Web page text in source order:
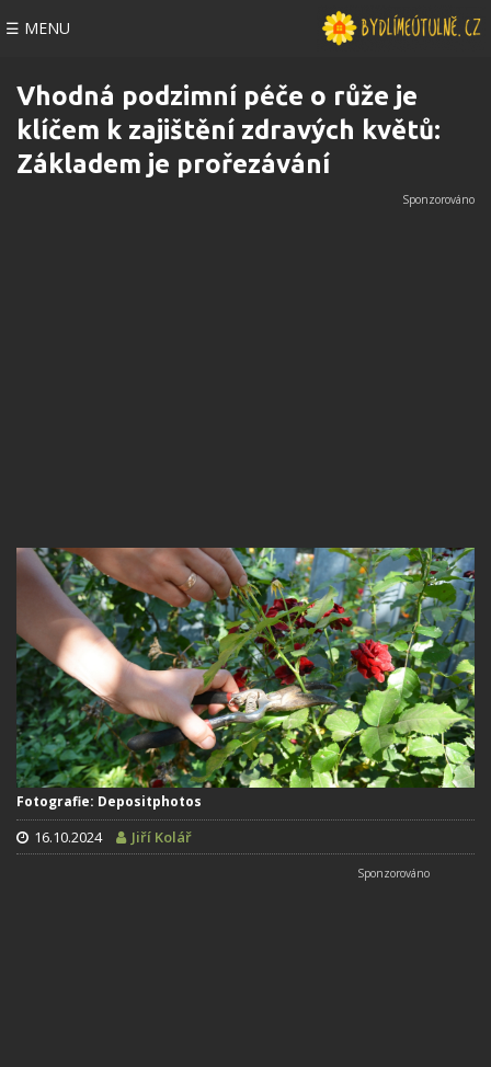
☰ MENU
Vhodná podzimní péče o růže je
klíčem k zajištění zdravých květů:
Základem je prořezávání
Fotografie: Depositphotos
16.10.2024 Jiří Kolář